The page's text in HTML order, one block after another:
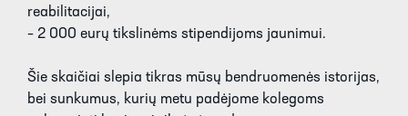
reabilitacijai,
– 2 000 eurų tikslinėms stipendijoms jaunimui.
Šie skaičiai slepia tikras mūsų bendruomenės istorijas,
bei sunkumus, kurių metu padėjome kolegoms